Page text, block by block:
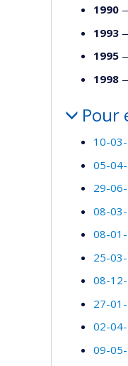
1990
1993
1995
1998
Pour
10-
05-04-
29-
08-03-
08-
25-
08-12-
27-
02-
09-